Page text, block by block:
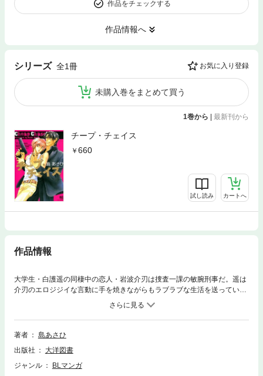
作品をチェックする
作品情報へ
シリーズ 全1冊 お気に入り登録
未購入巻をまとめて買う
1巻から | 最新刊から
チープ・チェイス
660
試し読み カートへ
作品情報
大学生・白護遥の同棲中の恋人・岩波介刃は捜査一課の敏腕刑事だ。遥は
介刃のエロジジイな言動に手を焼きながらもラブラブな生活を送ってい
た。そんなある日、遥はバイト先のホテルの支配人から映画のチケットを
もらい、介刃とデートをすることに。だが、デートの待ち合わせ場所で介
刃が銃弾に倒れてしまう！そこには介刃を逆恨みしていた凶悪犯の罠
が…！？
著者
島あさひ
出版社
大洋図書
ジャンル
BLマンガ